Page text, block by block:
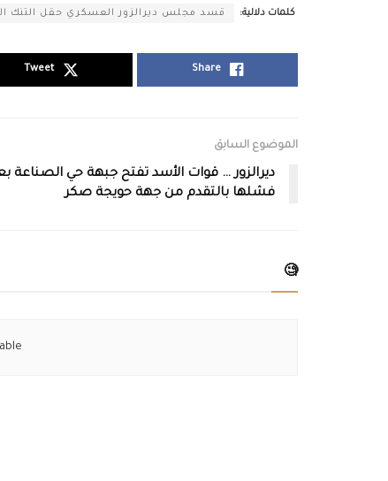
كلمات دلالية: قسد مجلس ديرالزور العسكري حقل التنك
Share
Tweet
الموضوع السابق
ديرالزور … قوات الأسد تفتح جبهة حي الصناعة
فشلها بالتقدم من جهة حويجة صكر
🧐